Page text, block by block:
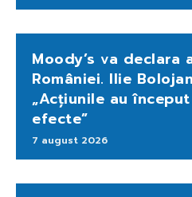
Moody’s va declara
României. Ilie
„Acțiunile au
efecte”
7 august 2026